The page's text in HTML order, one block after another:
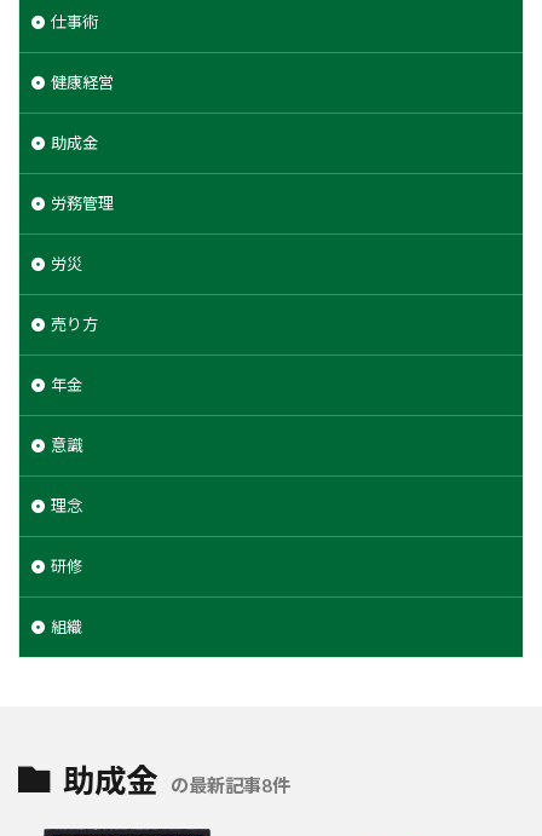
仕事術
健康経営
助成金
労務管理
労災
売り方
年金
意識
理念
研修
組織
助成金 の最新記事8件